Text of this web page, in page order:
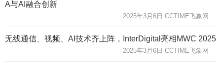
A与AI融合创新
2025年3月6日 CCTIME飞象网
无线通信、视频、AI技术齐上阵，InterDigital亮相MWC 2025
2025年3月6日 CCTIME飞象网